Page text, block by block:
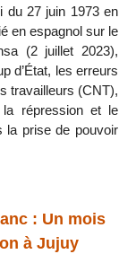
du 27 juin 1973 en
en espagnol sur le
(2 juillet 2023),
d’État, les erreurs
travailleurs (CNT),
la répression et le
la prise de pouvoir
: Un mois
à Jujuy